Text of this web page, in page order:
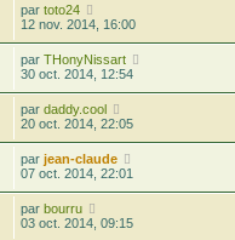
par toto24
12 nov. 2014, 16:00
par THonyNissart
30 oct. 2014, 12:54
par daddy.cool
20 oct. 2014, 22:05
par jean-claude
07 oct. 2014, 22:01
par bourru
03 oct. 2014, 09:15